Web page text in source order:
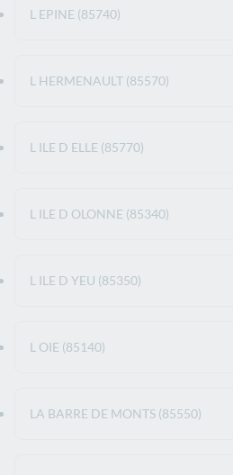
L EPINE (85740)
L HERMENAULT (85570)
L ILE D ELLE (85770)
L ILE D OLONNE (85340)
L ILE D YEU (85350)
L OIE (85140)
LA BARRE DE MONTS (85550)